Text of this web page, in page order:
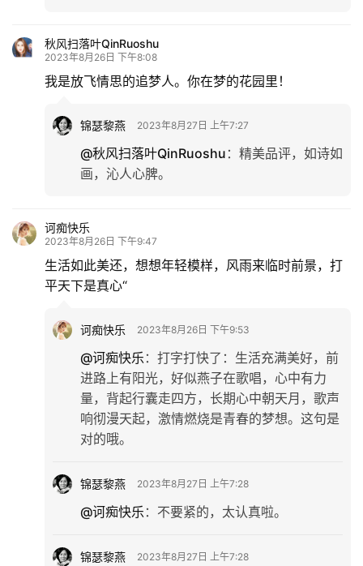
秋风扫落叶QinRuoshu
2023年8月26日 下午8:08
我是放飞情思的追梦人。你在梦的花园里！
锦瑟黎燕 2023年8月27日 上午7:27
@秋风扫落叶QinRuoshu ： 精美品评，如诗如
画，沁人心脾。
诃痴快乐
2023年8月26日 下午9:47
生活如此美还，想想年轻模样，风雨来临时前景，打
平天下是真心“
诃痴快乐 2023年8月26日 下午9:53
@诃痴快乐 ： 打字打快了：生活充满美好，前
进路上有阳光，好似燕子在歌唱，心中有力
量，背起行囊走四方，长期心中朝天月，歌声
响彻漫天起，激情燃烧是青春的梦想。这句是
对的哦。
锦瑟黎燕 2023年8月27日 上午7:28
@诃痴快乐 ： 不要紧的，太认真啦。
锦瑟黎燕 2023年8月27日 上午7:28